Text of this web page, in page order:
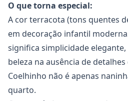
O que torna especial:
A cor terracota (tons quentes
em decoração infantil
significa simplicidade
beleza na ausência de
Coelhinho não é apenas
quarto.